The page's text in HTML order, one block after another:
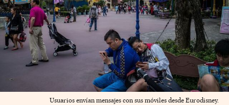
Usuarios envían mensajes con sus móviles desde Eurodisney.